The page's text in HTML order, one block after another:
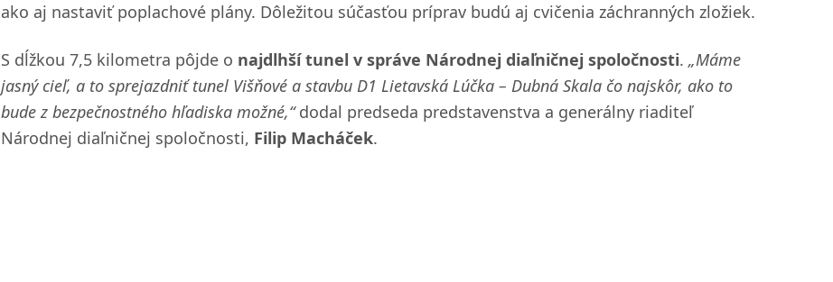
ako aj nastaviť poplachové plány. Dôležitou súčasťou príprav budú aj cvičenia záchranných zložiek.
S dĺžkou 7,5 kilometra pôjde o najdlhší tunel v správe Národnej diaľničnej spoločnosti. „Máme
jasný cieľ, a to sprejazdniť tunel Višňové a stavbu D1 Lietavská Lúčka – Dubná Skala čo najskôr, ako to
bude z bezpečnostného hľadiska možné,“dodal predseda predstavenstva a generálny riaditeľ
Národnej diaľničnej spoločnosti, Filip Macháček.